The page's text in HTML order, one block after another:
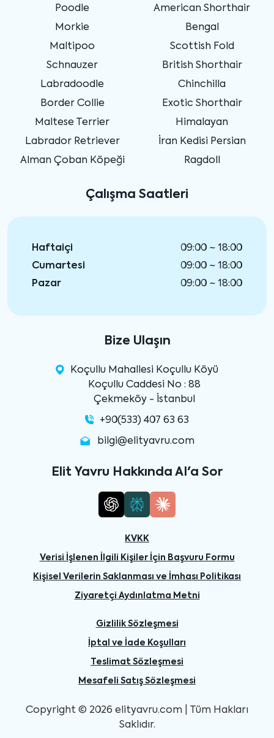
Poodle
Morkie
Maltipoo
Schnauzer
Labradoodle
Border Collie
Maltese Terrier
Labrador Retriever
Alman Çoban Köpeği
American Shorthair
Bengal
Scottish Fold
British Shorthair
Chinchilla
Exotic Shorthair
Himalayan
İran Kedisi Persian
Ragdoll
Çalışma Saatleri
Haftaiçi
09:00 ~ 18:00
Cumartesi
09:00 ~ 18:00
Pazar
09:00 ~ 18:00
Bize Ulaşın
Koçullu Mahallesi Koçullu Köyü
Koçullu Caddesi No : 88
Çekmeköy - İstanbul
+90(533) 407 63 63
bilgi@elityavru.com
Elit Yavru Hakkında AI'a Sor
KVKK
Verisi İşlenen İlgili Kişiler İçin Başvuru Formu
Kişisel Verilerin Saklanması ve İmhası Politikası
Ziyaretçi Aydınlatma Metni
Gizlilik Sözleşmesi
İptal ve İade Koşulları
Teslimat Sözleşmesi
Mesafeli Satış Sözleşmesi
Copyright © 2026 elityavru.com | Tüm Hakları
Saklıdır.